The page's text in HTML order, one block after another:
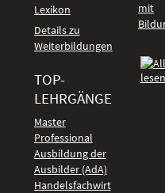
Lexikon
Details zu
Weiterbildungen
TOP-
LEHRGÄNGE
Master
Professional
Ausbildung der
Ausbilder (AdA)
Handelsfachwirt
mit